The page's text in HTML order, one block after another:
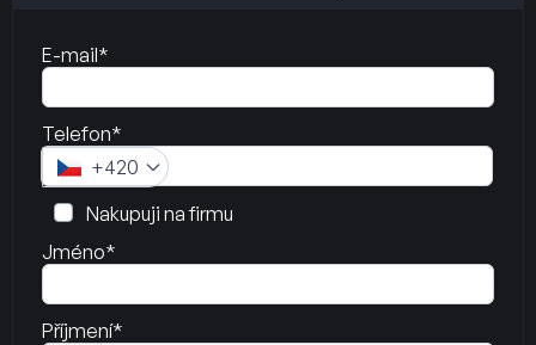
E-mail*
Telefon*
+420
Nakupuji na firmu
Jméno*
Příjmení*